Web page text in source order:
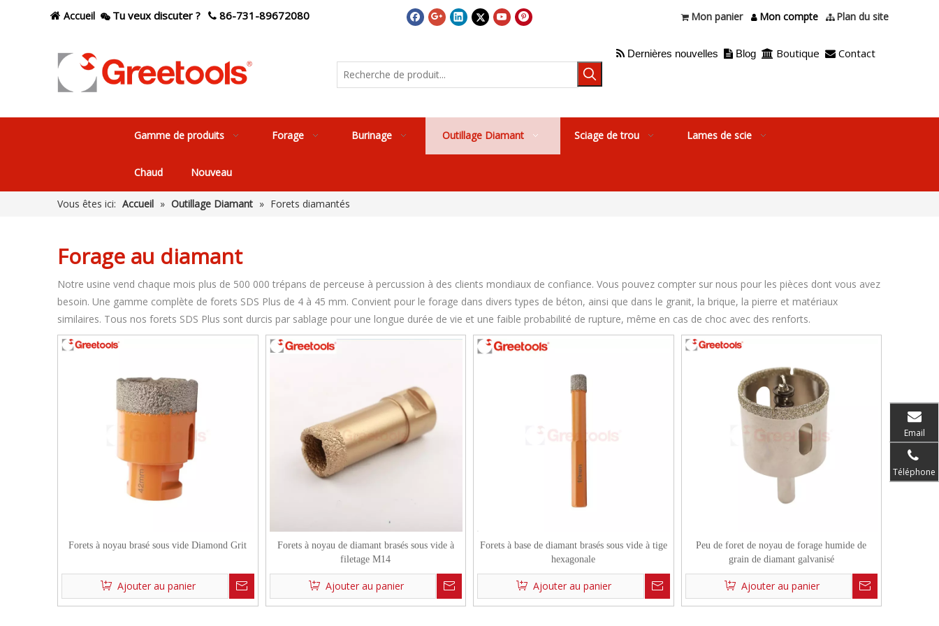
 Accueil  Tu veux discuter ?  86-731-89672080  Mon panier  Mon compte  Plan du site
 Dernières nouvelles  Blog  Boutique  Contact
Gamme de produits Forage Burinage Outillage Diamant Sciage de trou Lames de scie
Chaud Nouveau
Vous êtes ici: Accueil » Outillage Diamant » Forets diamantés
Forage au diamant
Notre usine vend chaque mois plus de 500 000 trépans de perceuse à percussion à des clients mondiaux de confiance. Vous pouvez compter sur nous pour les pièces dont vous avez
besoin. Une gamme complète de forets SDS Plus de 4 à 45 mm. Convient pour le forage dans divers types de béton, ainsi que dans le granit, la brique, la pierre et matériaux
similaires. Tous nos forets SDS Plus sont durcis par sablage pour une longue durée de vie et une faible probabilité de rupture, même en cas de choc avec des renforts.
Forets à noyau brasé sous vide Diamond Grit
Ajouter au panier
Forets à noyau de diamant brasés sous vide à
filetage M14
Ajouter au panier
Forets à base de diamant brasés sous vide à tige
hexagonale
Ajouter au panier
Peu de foret de noyau de forage humide de
grain de diamant galvanisé
Ajouter au panier
Email
Téléphone